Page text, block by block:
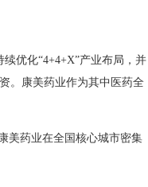
优化“4+4+X”产业布局，并
。康美药业作为其中医药全
美药业在全国核心城市密集